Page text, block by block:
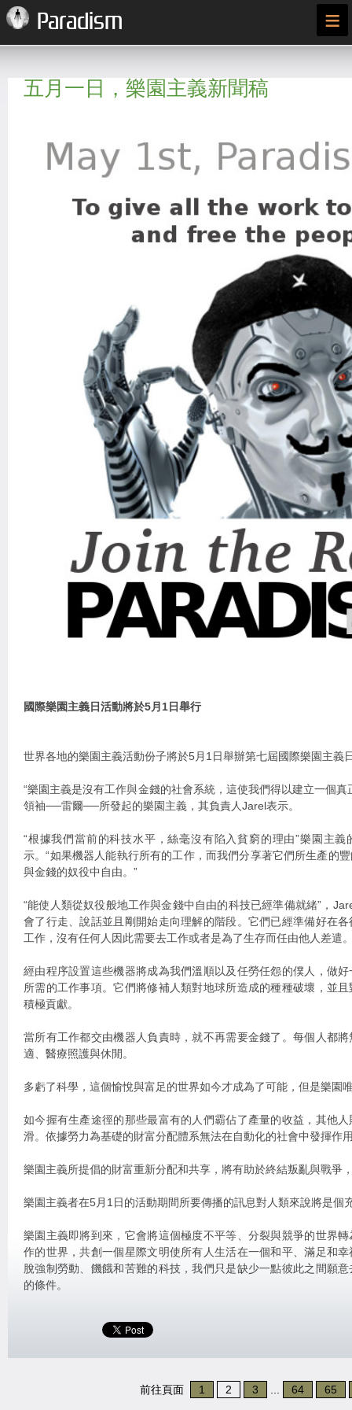
Paradism ≡
五月一日，樂園主義新聞稿
國際樂園主義日活動將於5月1日舉行
世界各地的樂園主義活動份子將於5月1日舉辦第七屆國際樂園主義
“樂園主義是沒有工作與金錢的社會系統，這使我們得以建立一個
領袖──雷爾──所發起的樂園主義，其負責人Jarel表示。
“根據我們當前的科技水平，絲毫沒有陷入貧窮的理由”樂園主
示。“如果機器人能執行所有的工作，而我們分享著它們所生產的
與金錢的奴役中自由。”
“能使人類從奴役般地工作與金錢中自由的科技已經準備就緒”，
會了行走、說話並且剛開始走向理解的階段。它們已經準備好在
工作，沒有任何人因此需要去工作或者是為了生存而任由他人差遣
經由程序設置這些機器將成為我們溫順以及任勞任怨的僕人，做
所需的工作事項。它們將修補人類對地球所造成的種種破壞，並
積極貢獻。
當所有工作都交由機器人負責時，就不再需要金錢了。每個人都
適、醫療照護與休閒。
多虧了科學，這個愉悅與富足的世界如今才成為了可能，但是樂園
如今握有生產途徑的那些最富有的人們霸佔了產量的收益，其他
滑。依據勞力為基礎的財富分配體系無法在自動化的社會中發揮作
樂園主義所提倡的財富重新分配和共享，將有助於終結叛亂與戰爭
樂園主義者在5月1日的活動期間所要傳播的訊息對人類來說將是個
樂園主義即將到來，它會將這個極度不平等、分裂與競爭的世界
作的世界，共創一個星際文明使所有人生活在一個和平、滿足和
脫強制勞動、饑餓和苦難的科技，我們只是缺少一點彼此之間願
的條件。
前往頁面 1 2 3 64 65